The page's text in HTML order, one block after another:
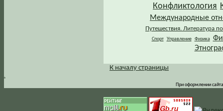
Конфликтология
Международные
Путешествия. Литература
Спорт Управление Физика
.
К началу страницы
При оформлении